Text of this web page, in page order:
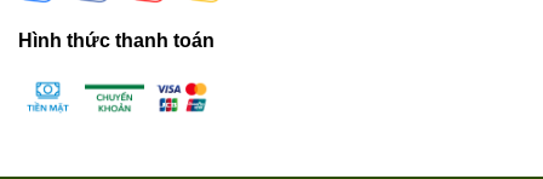
Hình thức thanh toán